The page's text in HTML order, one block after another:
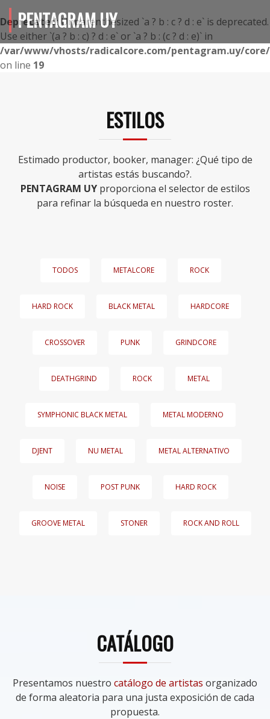
Deprecated: Unparenthesized `a ? b : c ? d : e` is deprecated.
Use either `(a ? b : c) ? d : e` or `a ? b : (c ? d : e)` in
/var/www/vhosts/radicalcore.com/pentagram.uy/
on line 19
PENTAGRAM UY
ESTILOS
Estimado productor, booker, manager: ¿Qué tipo de
artistas estás buscando?.
PENTAGRAM UYproporciona el selector de estilos
para refinar la búsqueda en nuestro roster.
TODOS METALCORE ROCK
HARD ROCK BLACK METAL HARDCORE
CROSSOVER PUNK GRINDCORE
DEATHGRIND ROCK METAL
SYMPHONIC BLACK METAL METAL MODERNO
DJENT NU METAL METAL ALTERNATIVO
NOISE POST PUNK HARD ROCK
GROOVE METAL STONER ROCK AND ROLL
CATÁLOGO
Presentamos nuestro catálogo de artistas organizado
de forma aleatoria para una justa exposición de cada
propuesta.